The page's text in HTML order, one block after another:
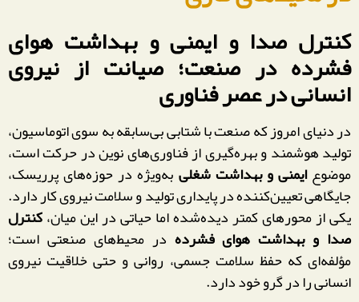
کنترل صدا و ایمنی و بهداشت هوای
فشرده در صنعت؛ صیانت از نیروی
انسانی در عصر فناوری
در دنیای امروز که صنعت با شتابی بی‌سابقه به سوی اتوماسیون،
تولید هوشمند و بهره‌گیری از فناوری‌های نوین در حرکت است،
موضوعایمنی و بهداشت شغلیبه‌ویژه در حوزه‌های پرریسک،
جایگاهی تعیین‌کننده در پایداری تولید و سلامت نیروی کار دارد.
یکی از محورهای کمتر دیده‌شده اما حیاتی در این میان،کنترل
صدا و بهداشت هوای فشرده در محیط‌های صنعتی است؛
مؤلفه‌ای که حفظ سلامت جسمی، روانی و حتی خلاقیت نیروی
انسانی را در گرو خود دارد.